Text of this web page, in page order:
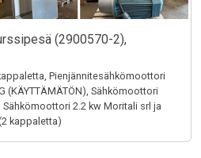
(2900570-2),
Pienjännitesähkömoottori
(KÄYTTÄMÄTÖN), Sähkömoottori
Sähkömoottori 2.2 kw Moritali srl ja
kappaletta)